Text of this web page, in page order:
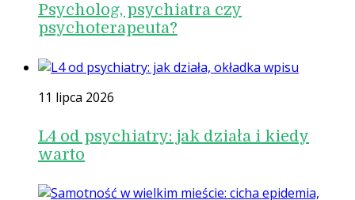
Psycholog, psychiatra czy
psychoterapeuta?
11 lipca 2026
L4 od psychiatry: jak działa i kiedy
warto